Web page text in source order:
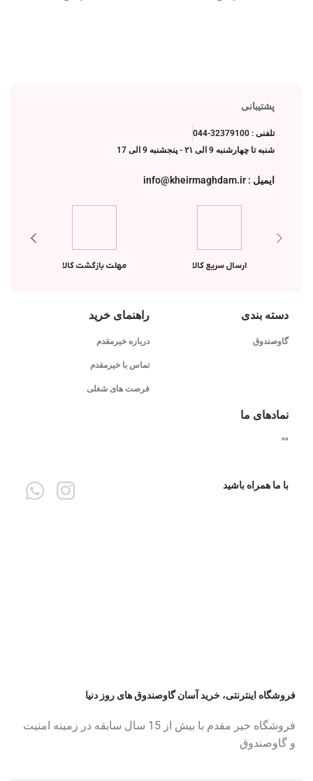
پشتیبانی
تلفنی : 32379100-044
شنبه تا چهارشنبه 9 الی ۲۱ - پنجشنبه 9 الی 17
ایمیل : info@kheirmaghdam.ir
ارسال سریع کالا مهلت بازگشت کالا
دسته بندی
گاوصندوق
راهنمای خرید
درباره خیرمقدم
تماس با خیرمقدم
فرصت های شغلی
نمادهای ما
"
"
با ما همراه باشید
فروشگاه اینترنتی، خرید آسان گاوصندوق های روز دنیا
فروشگاه خیر مقدم با بیش از 15 سال سابقه در زمینه امنیت
و گاوصندوق